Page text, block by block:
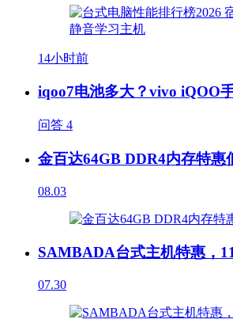
14小时前
iqoo7电池多大？vivo iQOO
问答 4
金百达64GB DDR4内存特惠
08.03
SAMBADA台式主机特惠，
07.30